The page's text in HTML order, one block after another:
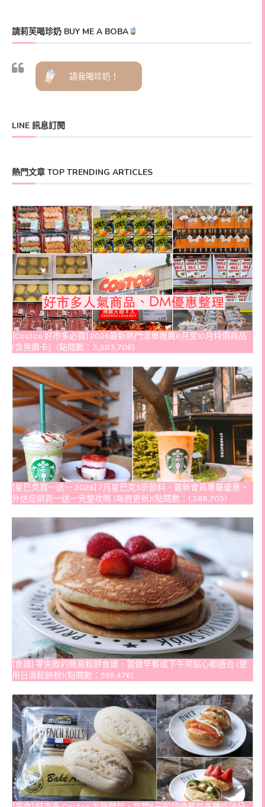
請莉芙喝珍奶 BUY ME A BOBA
請我喝珍奶！
LINE 訊息訂閱
熱門文章 TOP TRENDING ARTICLES
[Costco 好市多必買] 2026最新熱門清單推薦8月至10月特價商品
(含黑鑽卡）(點閱數：3,383,706)
[星巴克買一送一 2026] 7月星巴克5折飲料、最新會員專屬優惠、
外送促銷買一送一完整攻略 (每週更新)(點閱數：1,386,705)
[食譜] 零失敗的簡易鬆餅食譜．當做早餐或下午茶點心都適合 (使
用日清鬆餅粉)(點閱數：599,476)